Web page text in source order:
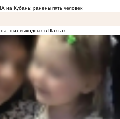
на Кубань: ранены пять человек
этих выходных в Шахтах